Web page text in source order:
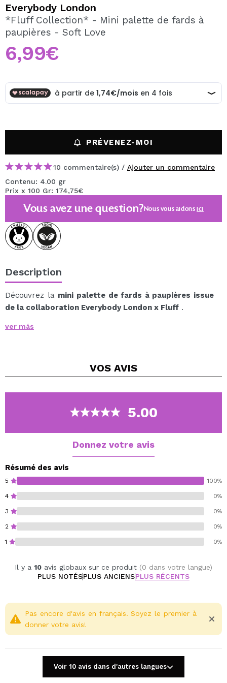
En créant un compte sur Maquibeauty.fr vous pourrez
effectuer vos achats rapidement, vérifier l'état de vos
Everybody London
*Fluff Collection* - Mini palette de fards à
paupières - Soft Love
6,99€
PRÉVENEZ-MOI
10 commentaire(s) / Ajouter un commentaire
Contenu: 4.00 gr
Prix x 100 Gr: 174,75€
Vous avez une question?Nous vous aidonsici
Description
Découvrez la mini palette de fards à paupières issue
de la collaboration Everybody London x Fluff .
finitions mates et brillantes, idéales pour créer des
glisser dans votre sac et faire des retouches
ver más
VOS AVIS
5.00
Donnez votre avis
Résumé des avis
5 100%
4 0%
3 0%
2 0%
1 0%
Il y a 10 avis globaux sur ce produit (0 dans votre langue)
PLUS NOTÉSPLUS ANCIENSPLUS RÉCENTS
Pas encore d'avis en français. Soyez le premier à
donner votre avis!
Voir 10 avis dans d'autres langues